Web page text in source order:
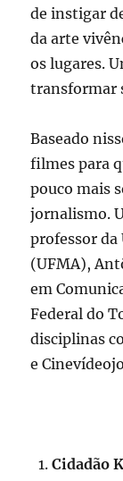
de instigar
da arte
os lugares.
transformar
Baseado
filmes para
pouco mais
jornalismo.
professor da
(UFMA),
em
Federal do
disciplinas
e
Cidadão